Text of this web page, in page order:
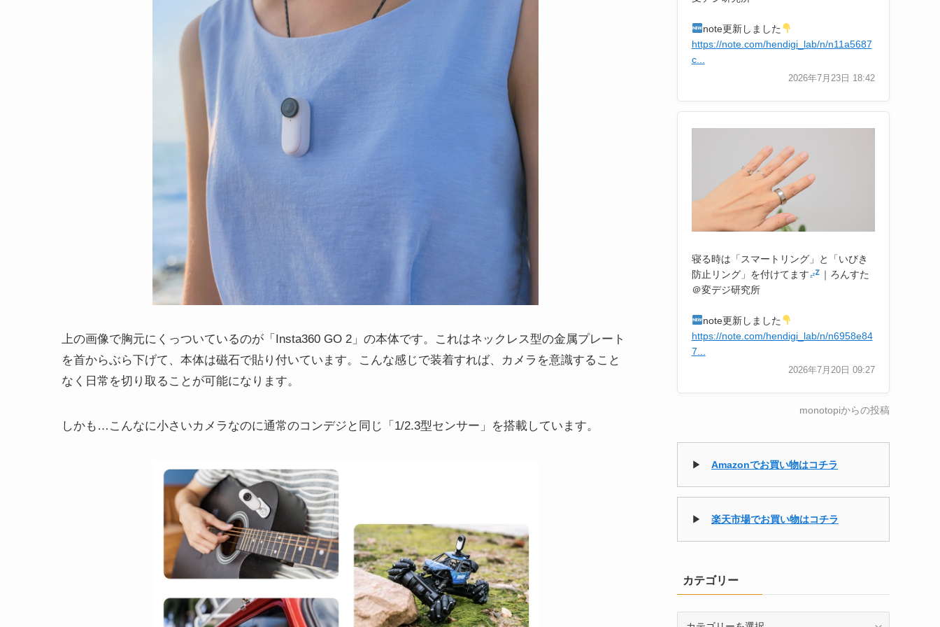
上の画像で胸元にくっついているのが「Insta360 GO 2」の本体です。これはネックレス型の金属プレート
を首からぶら下げて、本体は磁石で貼り付いています。こんな感じで装着すれば、カメラを意識すること
なく日常を切り取ることが可能になります。
しかも…こんなに小さいカメラなのに通常のコンデジと同じ「1/2.3型センサー」を搭載しています。
note更新しました
https://note.com/hendigi_lab/n/n11a5687
c...
2026年7月23日 18:42
寝る時は「スマートリング」と「いびき
防止リング」を付けてます
｜ろんすた
＠変デジ研究所
note更新しました
https://note.com/hendigi_lab/n/n6958e84
7...
2026年7月20日 09:27
monotopiからの投稿
▶ Amazonでお買い物はコチラ
▶ 楽天市場でお買い物はコチラ
カテゴリー